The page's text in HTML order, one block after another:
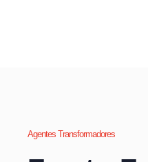
Agentes Transformadores